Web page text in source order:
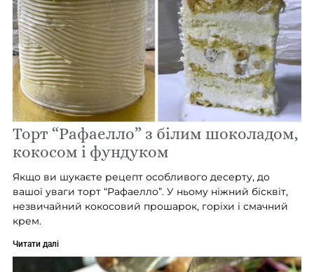
Торт “Рафаелло” з білим шоколадом,
кокосом і фундуком
Якщо ви шукаєте рецепт особливого десерту, до
вашої уваги торт “Рафаелло”. У ньому ніжний бісквіт,
незвичайний кокосовий прошарок, горіхи і смачний
крем.
Читати далі